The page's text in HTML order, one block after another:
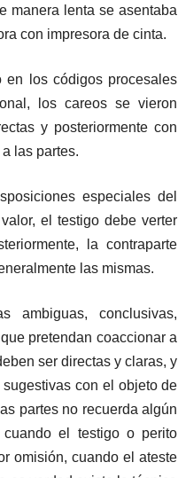
manera lenta se asentaba
con impresora de cinta.
en los códigos procesales
los careos se vieron
y posteriormente con
las partes.
especiales del
el testigo debe verter
la contraparte
las mismas.
conclusivas,
pretendan coaccionar a
ser directas y claras, y
con el objeto de
partes no recuerda algún
el testigo o perito
omisión, cuando el ateste